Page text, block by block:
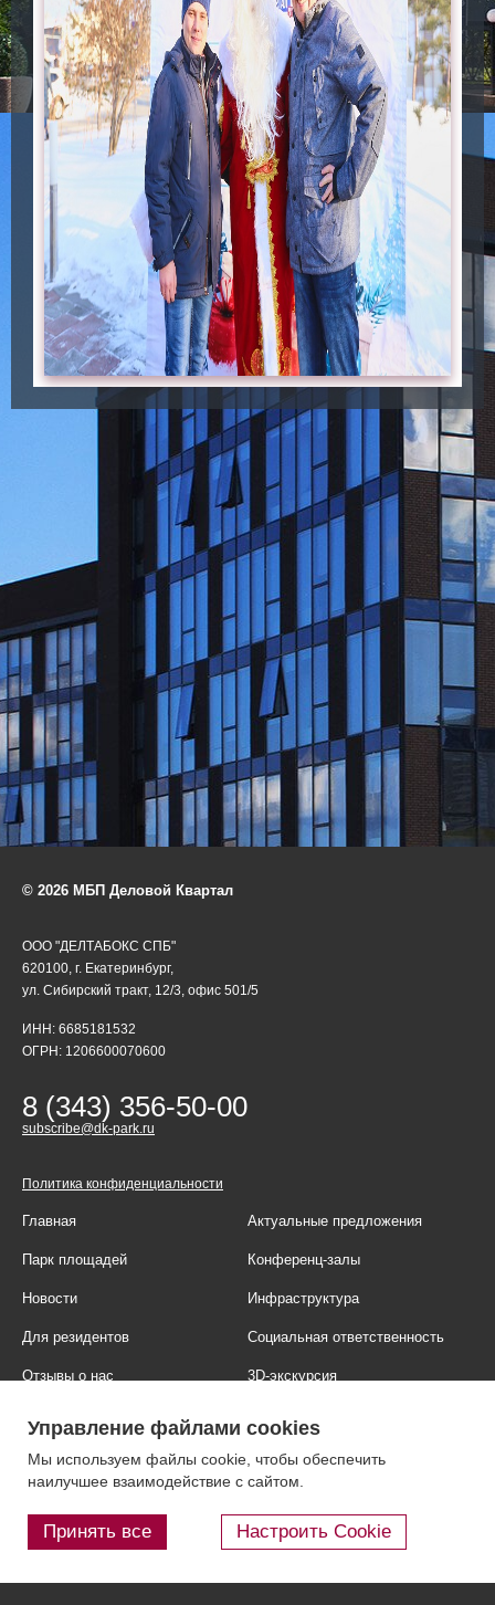
© 2026 МБП Деловой Квартал
ООО "ДЕЛТАБОКС СПБ"
620100, г. Екатеринбург,
ул. Сибирский тракт, 12/3, офис 501/5
ИНН: 6685181532
ОГРН: 1206600070600
8 (343) 356-50-00
subscribe@dk-park.ru
Политика конфиденциальности
Главная Актуальные предложения
Парк площадей Конференц-залы
Новости Инфраструктура
Для резидентов Социальная ответственность
Отзывы о нас 3D-экскурсия
Контакты Блог
Управление файлами cookies
Мы используем файлы cookie, чтобы обеспечить
наилучшее взаимодействие с сайтом.
Принять все Настроить Cookie